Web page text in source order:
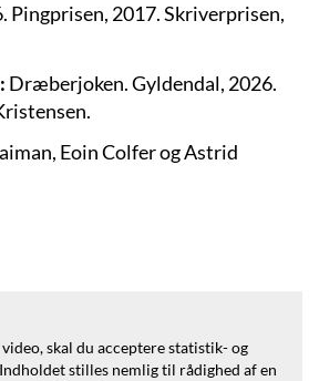
Pingprisen, 2017. Skriverprisen,
Dræberjoken. Gyldendal, 2026.
Eoin Colfer og Astrid
skal du acceptere statistik- og
Indholdet stilles nemlig til rådighed af en